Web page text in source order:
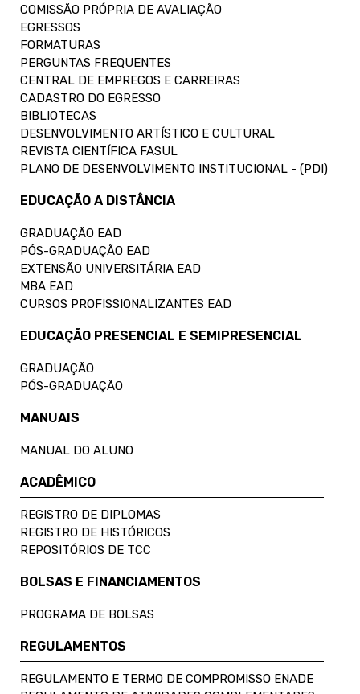
COMISSÃO PRÓPRIA DE AVALIAÇÃO
EGRESSOS
FORMATURAS
PERGUNTAS FREQUENTES
CENTRAL DE EMPREGOS E CARREIRAS
CADASTRO DO EGRESSO
BIBLIOTECAS
DESENVOLVIMENTO ARTÍSTICO E CULTURAL
REVISTA CIENTÍFICA FASUL
PLANO DE DESENVOLVIMENTO INSTITUCIONAL - (PDI)
EDUCAÇÃO A DISTÂNCIA
GRADUAÇÃO EAD
PÓS-GRADUAÇÃO EAD
EXTENSÃO UNIVERSITÁRIA EAD
MBA EAD
CURSOS PROFISSIONALIZANTES EAD
EDUCAÇÃO PRESENCIAL E SEMIPRESENCIAL
GRADUAÇÃO
PÓS-GRADUAÇÃO
MANUAIS
MANUAL DO ALUNO
ACADÊMICO
REGISTRO DE DIPLOMAS
REGISTRO DE HISTÓRICOS
REPOSITÓRIOS DE TCC
BOLSAS E FINANCIAMENTOS
PROGRAMA DE BOLSAS
REGULAMENTOS
REGULAMENTO E TERMO DE COMPROMISSO ENADE